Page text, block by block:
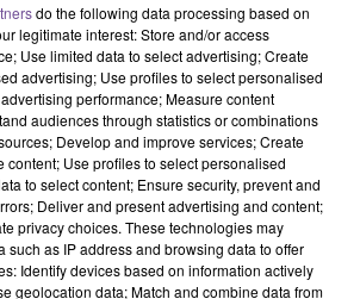
recherche un ouvrier d’entretien
: participer à la réalisation de l'état des
du logement mis à disposition pour
aménagements et déménagements.
courants de maintien en état ou de
Coordonner les travaux
do the following data processing based on
legitimate interest: Store and/or access
Use limited data to select advertising; Create
advertising; Use profiles to select personalised
performance; Measure content
audiences through statistics or combinations
Develop and improve services; Create
content; Use profiles to select personalised
to select content; Ensure security, prevent and
Deliver and present advertising and content;
privacy choices. These technologies may
such as IP address and browsing data to offer
Identify devices based on information actively
geolocation data; Match and combine data from